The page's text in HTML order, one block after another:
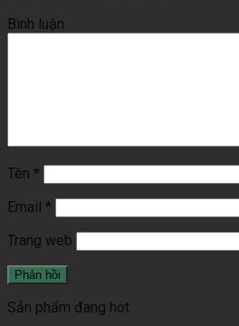
Bình luận
Tên *
Email *
Trang web
Sản phẩm đang hot